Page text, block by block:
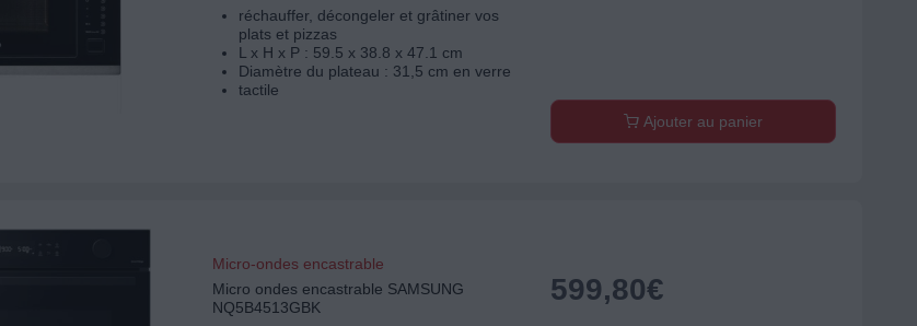
réchauffer, décongeler et grâtiner vos
plats et pizzas
L x H x P : 59.5 x 38.8 x 47.1 cm
Diamètre du plateau : 31,5 cm en verre
tactile
Ajouter au panier
Micro-ondes encastrable
Micro ondes encastrable SAMSUNG
NQ5B4513GBK
599,80€